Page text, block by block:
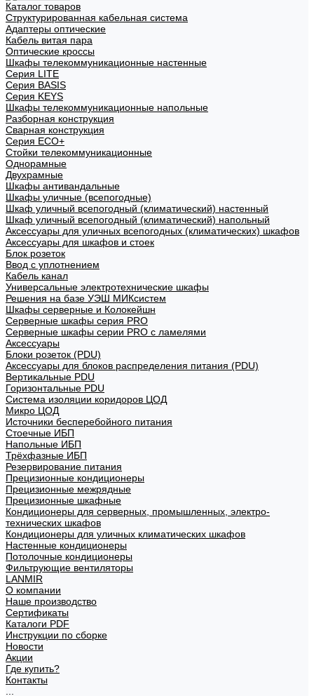
Каталог товаров
Структурированная кабельная система
Адаптеры оптические
Кабель витая пара
Оптические кроссы
Шкафы телекоммуникационные настенные
Cерия LITE
Cерия BASIS
Cерия KEYS
Шкафы телекоммуникационные напольные
Разборная конструкция
Сварная конструкция
Серия ECO+
Стойки телекоммуникационные
Однорамные
Двухрамные
Шкафы антивандальные
Шкафы уличные (всепогодные)
Шкаф уличный всепогодный (климатический) настенный
Шкаф уличный всепогодный (климатический) напольный
Аксессуары для уличных всепогодных (климатических) шкафов
Аксессуары для шкафов и стоек
Блок розеток
Ввод с уплотнением
Кабель канал
Универсальные электротехнические шкафы
Решения на базе УЭШ МИКсистем
Шкафы серверные и Колокейшн
Серверные шкафы серия PRO
Серверные шкафы серии PRO с ламелями
Аксессуары
Блоки розеток (PDU)
Аксессуары для блоков распределения питания (PDU)
Вертикальные PDU
Горизонтальные PDU
Система изоляции коридоров ЦОД
Микро ЦОД
Источники бесперебойного питания
Стоечные ИБП
Напольные ИБП
Трёхфазные ИБП
Резервирование питания
Прецизионные кондиционеры
Прецизионные межрядные
Прецизионные шкафные
Кондиционеры для серверных, промышленных, электро-
технических шкафов
Кондиционеры для уличных климатических шкафов
Настенные кондиционеры
Потолочные кондиционеры
Фильтрующие вентиляторы
LANMIR
О компании
Наше производство
Сертификаты
Каталоги PDF
Инструкции по сборке
Новости
Акции
Где купить?
Контакты